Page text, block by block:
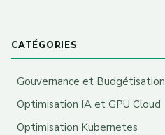
CATÉGORIES
Gouvernance et Budgétisation
Optimisation IA et GPU Cloud
Optimisation Kubernetes